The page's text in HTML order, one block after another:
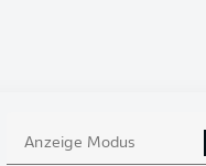
Anzeige Modus